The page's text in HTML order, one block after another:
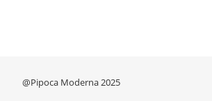
@Pipoca Moderna 2025